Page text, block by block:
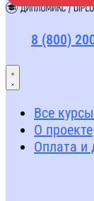
8 (800)
Все курсы
О проекте
Оплата и